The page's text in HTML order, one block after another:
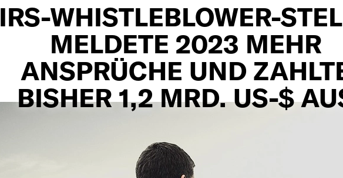
IRS-WHISTLEBLOWER-
MELDETE 2023 MEHR
ANSPRÜCHE UND
BISHER 1,2 MRD. US-$